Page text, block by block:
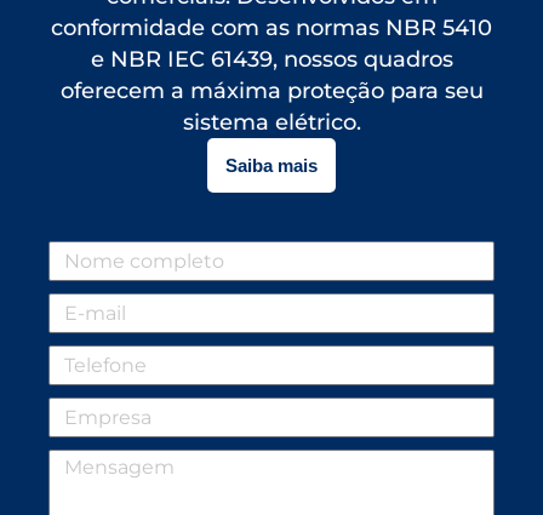
conformidade com as normas NBR 5410
e NBR IEC 61439, nossos quadros
oferecem a máxima proteção para seu
sistema elétrico.
Saiba mais